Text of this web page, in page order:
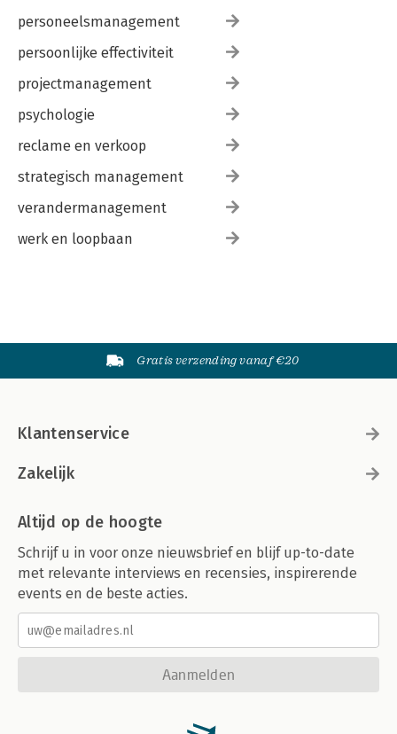
personeelsmanagement
persoonlijke effectiviteit
projectmanagement
psychologie
reclame en verkoop
strategisch management
verandermanagement
werk en loopbaan
Gratis verzending vanaf €20
Klantenservice
Zakelijk
Altijd op de hoogte
Schrijf u in voor onze nieuwsbrief en blijf up-to-date
met relevante interviews en recensies, inspirerende
events en de beste acties.
Aanmelden